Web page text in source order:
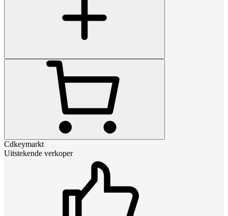
Cdkeymarkt
Uitstekende verkoper